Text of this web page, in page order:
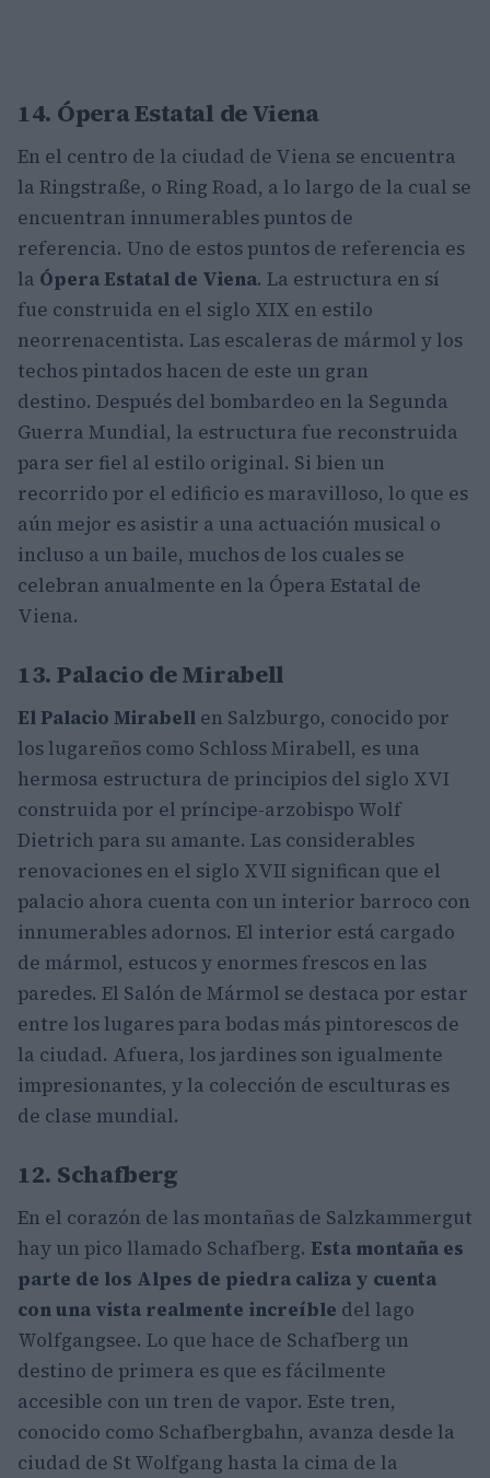
14. Ópera Estatal de Viena
En el centro de la ciudad de Viena se encuentra
la Ringstraße, o Ring Road, a lo largo de la cual se
encuentran innumerables puntos de
referencia. Uno de estos puntos de referencia es
la Ópera Estatal de Viena. La estructura en sí
fue construida en el siglo XIX en estilo
neorrenacentista. Las escaleras de mármol y los
techos pintados hacen de este un gran
destino. Después del bombardeo en la Segunda
Guerra Mundial, la estructura fue reconstruida
para ser fiel al estilo original. Si bien un
recorrido por el edificio es maravilloso, lo que es
aún mejor es asistir a una actuación musical o
incluso a un baile, muchos de los cuales se
celebran anualmente en la Ópera Estatal de
Viena.
13. Palacio de Mirabell
El Palacio Mirabell en Salzburgo, conocido por
los lugareños como Schloss Mirabell, es una
hermosa estructura de principios del siglo XVI
construida por el príncipe-arzobispo Wolf
Dietrich para su amante. Las considerables
renovaciones en el siglo XVII significan que el
palacio ahora cuenta con un interior barroco con
innumerables adornos. El interior está cargado
de mármol, estucos y enormes frescos en las
paredes. El Salón de Mármol se destaca por estar
entre los lugares para bodas más pintorescos de
la ciudad. Afuera, los jardines son igualmente
impresionantes, y la colección de esculturas es
de clase mundial.
12. Schafberg
En el corazón de las montañas de Salzkammergut
hay un pico llamado Schafberg. Esta montaña es
parte de los Alpes de piedra caliza y cuenta
con una vista realmente increíble del lago
Wolfgangsee. Lo que hace de Schafberg un
destino de primera es que es fácilmente
accesible con un tren de vapor. Este tren,
conocido como Schafbergbahn, avanza desde la
ciudad de St Wolfgang hasta la cima de la